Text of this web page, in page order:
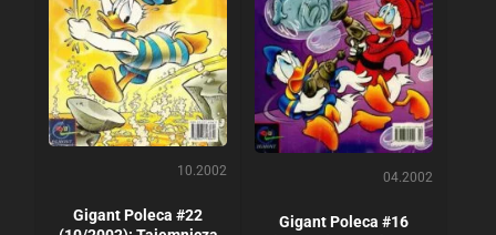
10.2002
Gigant Poleca #22
04.2002
Gigant Poleca #16